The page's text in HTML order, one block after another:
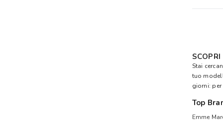
Stai
tuo
giorni:
Top
Emme